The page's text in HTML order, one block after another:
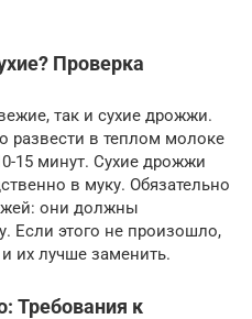
Проверка
так и сухие дрожжи.
в теплом молоке
15 минут. Сухие дрожжи
в муку. Обязательно
они должны
Если этого не произошло,
их лучше заменить.
Требования к